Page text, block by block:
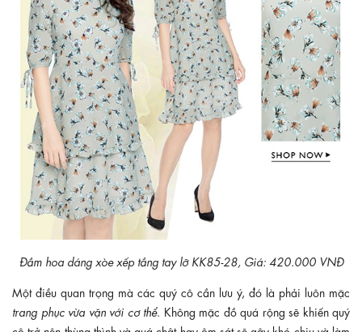
Đầm hoa dáng xòe xếp tầng tay lỡ KK85-28, Giá: 420.000 VNĐ
Một điều quan trọng mà các quý cô cần lưu ý, đó là phải luôn mặc
trang phục vừa vặn với cơ thể. Không mặc đồ quá rộng sẽ khiến quý